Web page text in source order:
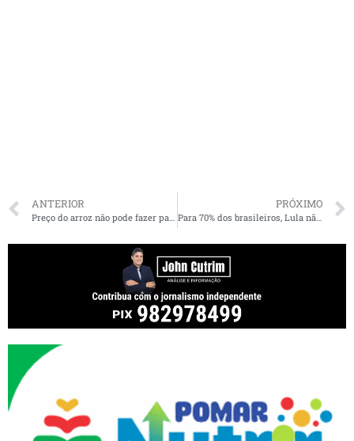
ANTERIOR PRÓXIMO
Para 70% dos brasileiros, Lula não deveria voltar às urnas em 2022